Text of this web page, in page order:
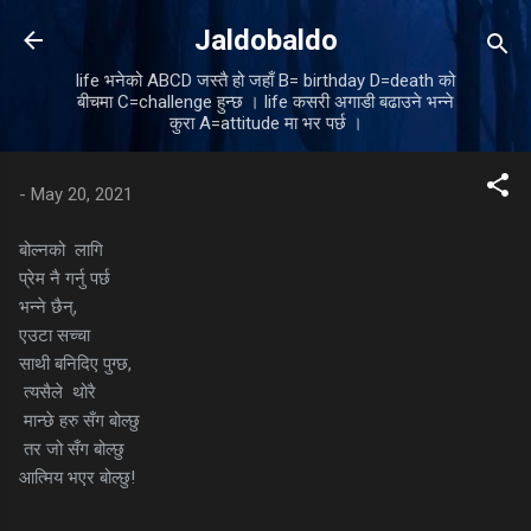
Skip to main content
Jaldobaldo
life भनेको ABCD जस्तै हो जहाँ B= birthday D=death को
बीचमा C=challenge हुन्छ । life कसरी अगाडी बढाउने भन्ने
कुरा A=attitude मा भर पर्छ ।
- May 20, 2021
बोल्नको लागि
प्रेम नै गर्नु पर्छ
भन्ने छैन्,
एउटा सच्चा
साथी बनिदिए पुग्छ,
त्यसैले थोरै
मान्छे हरु सँग बोल्छु
तर जो सँग बोल्छु
आत्मिय भएर बोल्छु!